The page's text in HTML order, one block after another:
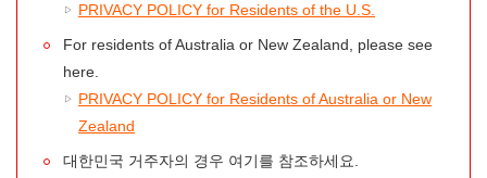
PRIVACY POLICY for Residents of the U.S.
For residents of Australia or New Zealand, please see
here.
PRIVACY POLICY for Residents of Australia or New
Zealand
대한민국 거주자의 경우 여기를 참조하세요.